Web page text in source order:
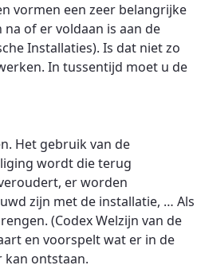
vormen een zeer belangrijke
of er voldaan is aan de
Installaties). Is dat niet zo
In tussentijd moet u de
Het gebruik van de
wordt die terug
er worden
zijn met de installatie, … Als
(Codex Welzijn van de
en voorspelt wat er in de
kan ontstaan.